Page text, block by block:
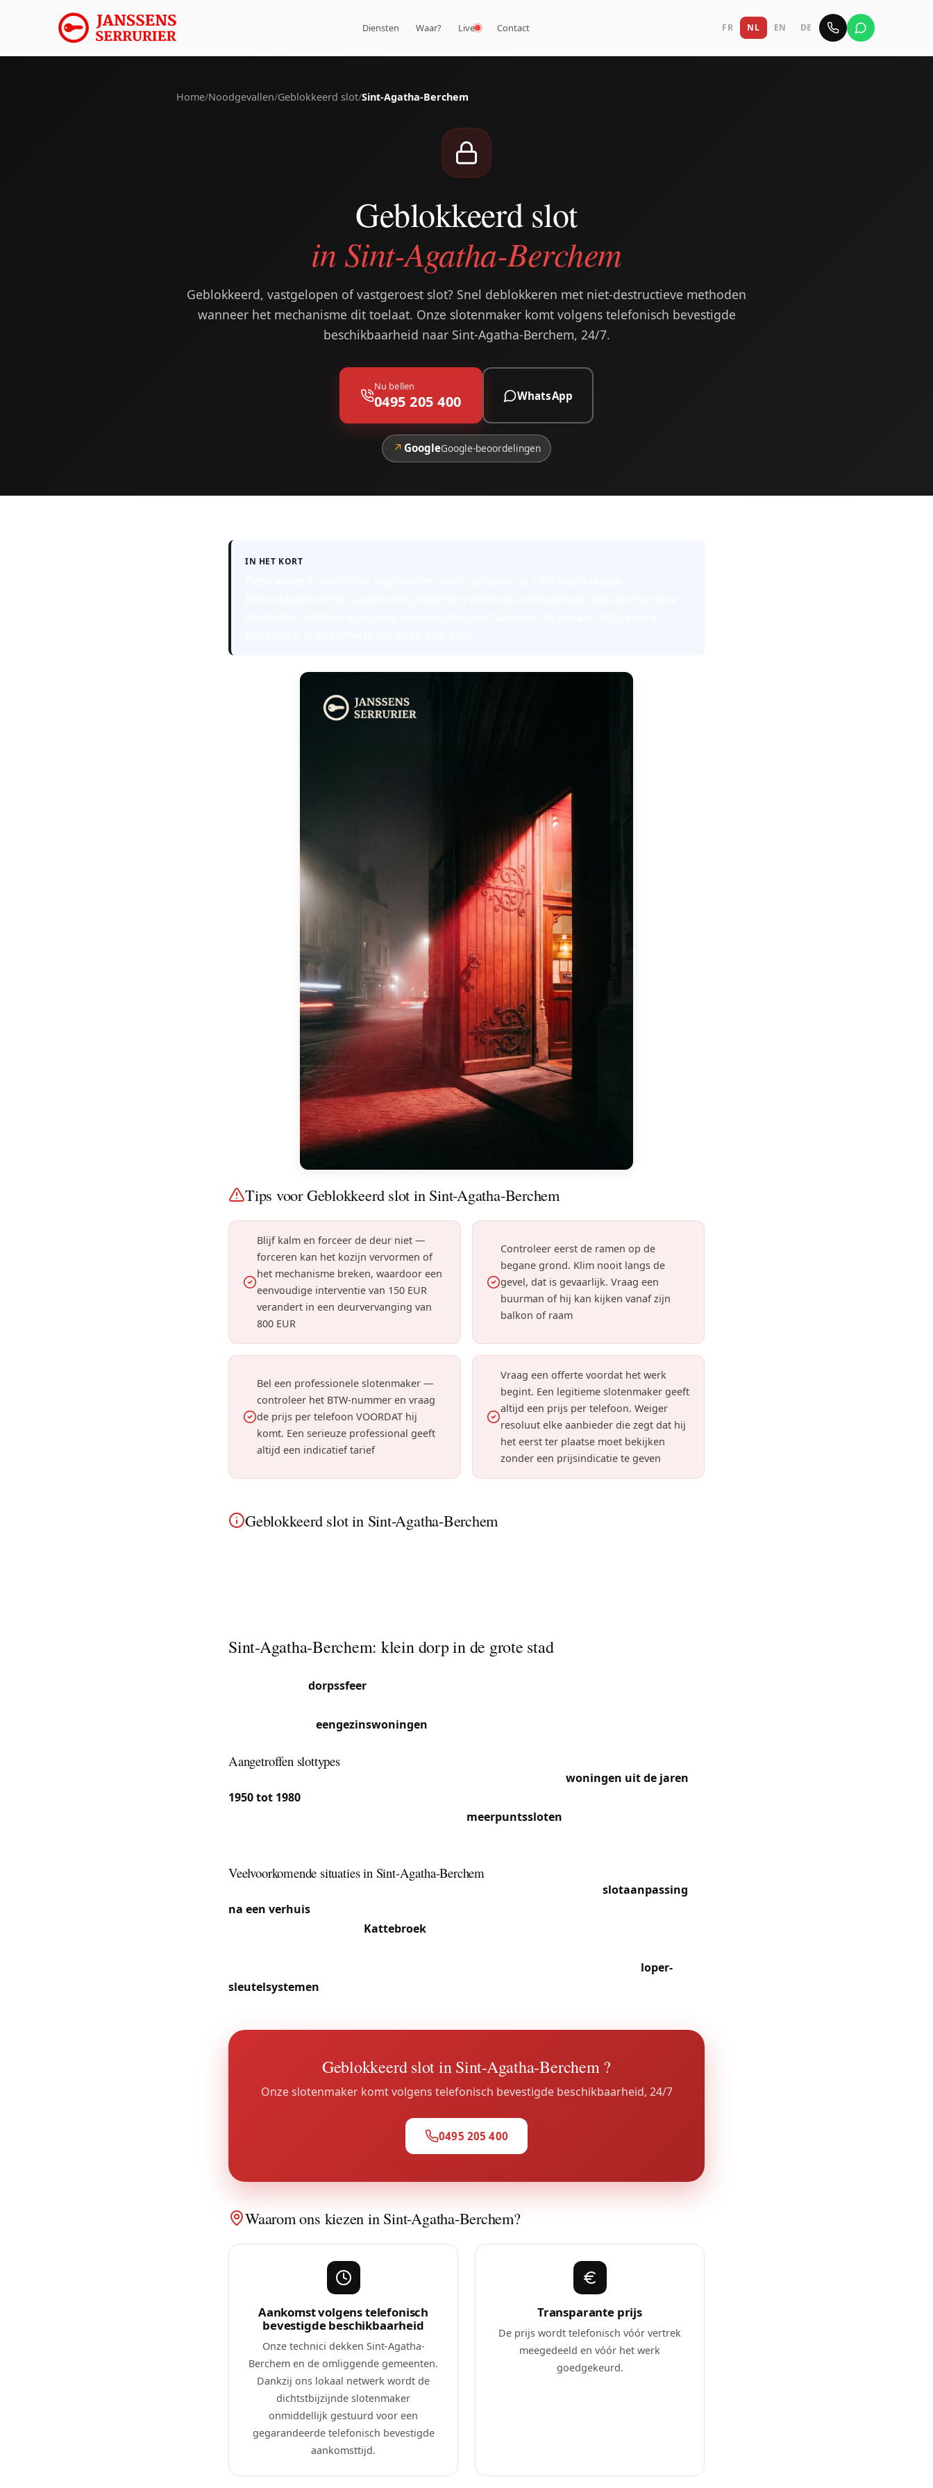
Diensten Waar? Live Contact FR NL EN DE
Home/Noodgevallen/Geblokkeerd slot/Sint-Agatha-Berchem
Geblokkeerd slot
in Sint-Agatha-Berchem
Geblokkeerd, vastgelopen of vastgeroest slot? Snel deblokkeren met niet-destructieve methoden
wanneer het mechanisme dit toelaat. Onze slotenmaker komt volgens telefonisch bevestigde
beschikbaarheid naar Sint-Agatha-Berchem, 24/7.
Nu bellen
0495 205 400 WhatsApp
↗ GoogleGoogle-beoordelingen
IN HET KORT
Tips voor Geblokkeerd slot in Sint-Agatha-Berchem
Blijf kalm en forceer de deur niet —
forceren kan het kozijn vervormen of
het mechanisme breken, waardoor een
eenvoudige interventie van 150 EUR
verandert in een deurvervanging van
800 EUR
Controleer eerst de ramen op de
begane grond. Klim nooit langs de
gevel, dat is gevaarlijk. Vraag een
buurman of hij kan kijken vanaf zijn
balkon of raam
Bel een professionele slotenmaker —
controleer het BTW-nummer en vraag
de prijs per telefoon VOORDAT hij
komt. Een serieuze professional geeft
altijd een indicatief tarief
Vraag een offerte voordat het werk
begint. Een legitieme slotenmaker geeft
altijd een prijs per telefoon. Weiger
resoluut elke aanbieder die zegt dat hij
het eerst ter plaatse moet bekijken
zonder een prijsindicatie te geven
Geblokkeerd slot in Sint-Agatha-Berchem
Sint-Agatha-Berchem: klein dorp in de grote stad
dorpssfeer
eengezinswoningen
Aangetroffen slottypes
woningen uit de jaren
1950 tot 1980
meerpuntssloten
Veelvoorkomende situaties in Sint-Agatha-Berchem
slotaanpassing
na een verhuis
Kattebroek
loper-
sleutelsystemen
Geblokkeerd slot in Sint-Agatha-Berchem ?
Onze slotenmaker komt volgens telefonisch bevestigde beschikbaarheid, 24/7
0495 205 400
Waarom ons kiezen in Sint-Agatha-Berchem?
Aankomst volgens telefonisch
bevestigde beschikbaarheid
Onze technici dekken Sint-Agatha-
Berchem en de omliggende gemeenten.
Dankzij ons lokaal netwerk wordt de
dichtstbijzijnde slotenmaker
onmiddellijk gestuurd voor een
gegarandeerde telefonisch bevestigde
aankomsttijd.
Transparante prijs
De prijs wordt telefonisch vóór vertrek
meegedeeld en vóór het werk
goedgekeurd.